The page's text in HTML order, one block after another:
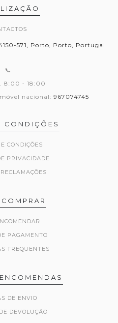
571, Porto, Porto, Portugal
📞
8:00 - 18:00
nacional: 967074745
CONDIÇÕES
CONDIÇÕES
PRIVACIDADE
PAGAMENTO
FREQUENTES
DE ENVIO
DEVOLUÇÃO